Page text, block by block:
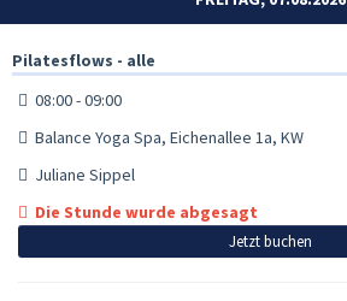
Pilatesflows - alle
08:00 - 09:00
Balance Yoga Spa, Eichenallee 1a, KW
Juliane Sippel
Die Stunde wurde abgesagt
Jetzt buchen